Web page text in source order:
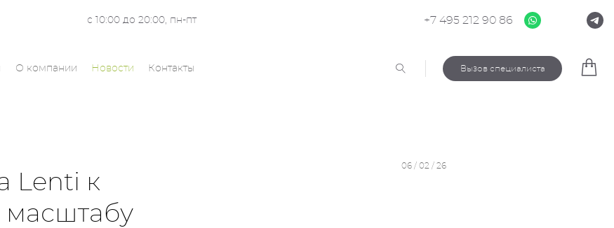
с 10:00 до 20:00, пн-пт +7 495 212 90 86
О компании Новости Контакты Вызов специалиста
Lenti к
масштабу
06 / 02 / 26